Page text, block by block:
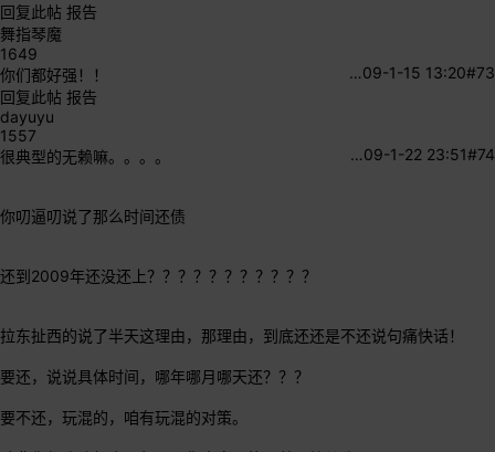
回复此帖 报告
舞指琴魔
1649
#73
09-1-15 13:20
…
你们都好强！！
回复此帖 报告
dayuyu
1557
#74
09-1-22 23:51
…
很典型的无赖嘛。。。。
你叨逼叨说了那么时间还债
还到2009年还没还上？？？？？？？？？？？
拉东扯西的说了半天这理由，那理由，到底还还是不还说句痛快话！
要还，说说具体时间，哪年哪月哪天还？？？
要不还，玩混的，咱有玩混的对策。